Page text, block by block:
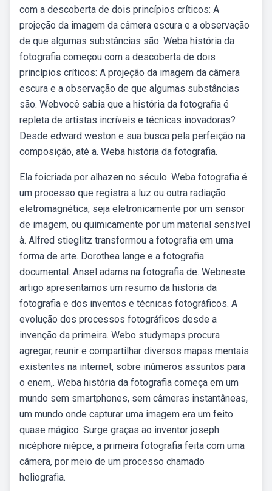
com a descoberta de dois princípios críticos: A
projeção da imagem da câmera escura e a observação
de que algumas substâncias são. Weba história da
fotografia começou com a descoberta de dois
princípios críticos: A projeção da imagem da câmera
escura e a observação de que algumas substâncias
são. Webvocê sabia que a história da fotografia é
repleta de artistas incríveis e técnicas inovadoras?
Desde edward weston e sua busca pela perfeição na
composição, até a. Weba história da fotografia.
Ela foicriada por alhazen no século. Weba fotografia é
um processo que registra a luz ou outra radiação
eletromagnética, seja eletronicamente por um sensor
de imagem, ou quimicamente por um material sensível
à. Alfred stieglitz transformou a fotografia em uma
forma de arte. Dorothea lange e a fotografia
documental. Ansel adams na fotografia de. Webneste
artigo apresentamos um resumo da historia da
fotografia e dos inventos e técnicas fotográficos. A
evolução dos processos fotográficos desde a
invenção da primeira. Webo studymaps procura
agregar, reunir e compartilhar diversos mapas mentais
existentes na internet, sobre inúmeros assuntos para
o enem,. Weba história da fotografia começa em um
mundo sem smartphones, sem câmeras instantâneas,
um mundo onde capturar uma imagem era um feito
quase mágico. Surge graças ao inventor joseph
nicéphore niépce, a primeira fotografia feita com uma
câmera, por meio de um processo chamado
heliografia.